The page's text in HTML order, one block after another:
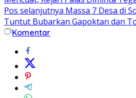
pos
Pos selanjutnya Massa 7 Desa di
Tuntut Bubarkan Gapoktan dan
Komentar